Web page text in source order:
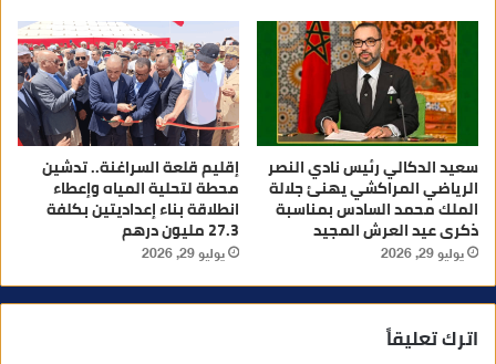
سعيد الدكالي رئيس نادي النصر
الرياضي المراكشي يهنئ جلالة
الملك محمد السادس بمناسبة
ذكرى عيد العرش المجيد
يوليو 29, 2026
إقليم قلعة السراغنة.. تدشين
محطة لتحلية المياه وإعطاء
انطلاقة بناء إعداديتين بكلفة
27.3 مليون درهم
يوليو 29, 2026
اترك تعليقاً